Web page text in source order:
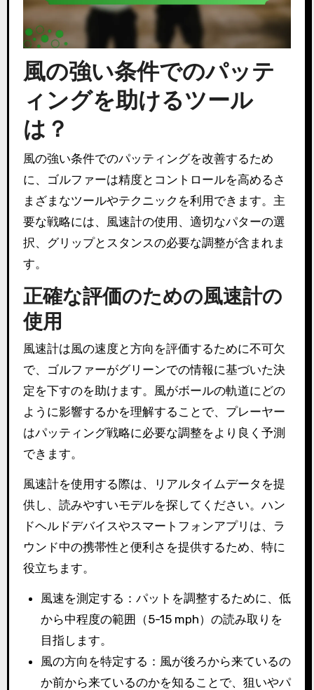
風の強い条件でのパッテ
ィングを助けるツール
は？
風の強い条件でのパッティングを改善するため
に、ゴルファーは精度とコントロールを高めるさ
まざまなツールやテクニックを利用できます。主
要な戦略には、風速計の使用、適切なパターの選
択、グリップとスタンスの必要な調整が含まれま
す。
正確な評価のための風速計の
使用
風速計は風の速度と方向を評価するために不可欠
で、ゴルファーがグリーンでの情報に基づいた決
定を下すのを助けます。風がボールの軌道にどの
ように影響するかを理解することで、プレーヤー
はパッティング戦略に必要な調整をより良く予測
できます。
風速計を使用する際は、リアルタイムデータを提
供し、読みやすいモデルを探してください。ハン
ドヘルドデバイスやスマートフォンアプリは、ラ
ウンド中の携帯性と便利さを提供するため、特に
役立ちます。
風速を測定する：パットを調整するために、低
から中程度の範囲（5-15 mph）の読み取りを
目指します。
風の方向を特定する：風が後ろから来ているの
か前から来ているのかを知ることで、狙いやパ